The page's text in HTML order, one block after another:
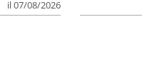
il 07/08/2026